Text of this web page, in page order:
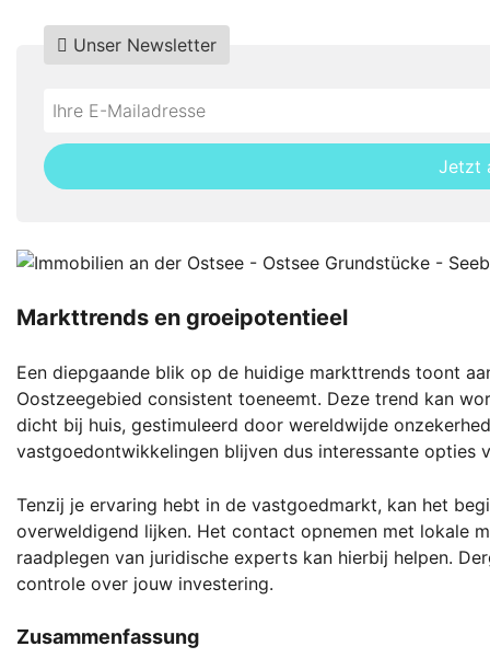
Do
fill
this
Unser Newsletter
*Ihre
Mailadresse:
Jetzt
Markttrends en groeipotentieel
Een diepgaande blik op de huidige markttrends toont
Oostzeegebied consistent toeneemt. Deze trend kan
dicht bij huis, gestimuleerd door wereldwijde
vastgoedontwikkelingen blijven dus interessante opties
Tenzij je ervaring hebt in de vastgoedmarkt, kan het
overweldigend lijken. Het contact opnemen met lokale
raadplegen van juridische experts kan hierbij helpen.
controle over jouw investering.
Zusammenfassung